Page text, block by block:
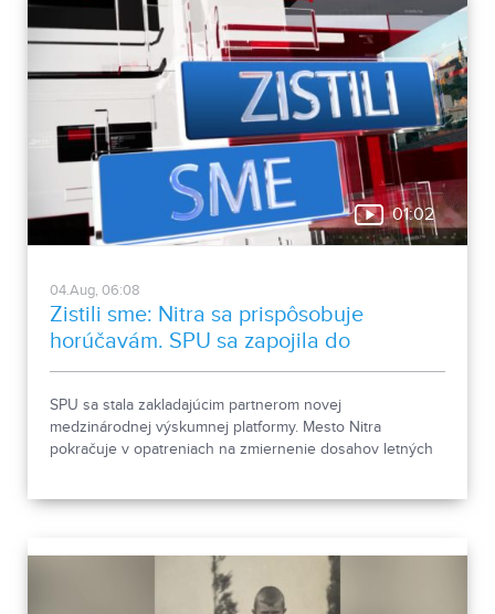
01:02
04.Aug, 06:08
Zistili sme: Nitra sa prispôsobuje
horúčavám. SPU sa zapojila do
medzinárodnej platformy
SPU sa stala zakladajúcim partnerom novej
medzinárodnej výskumnej platformy. Mesto Nitra
pokračuje v opatreniach na zmiernenie dosahov letných